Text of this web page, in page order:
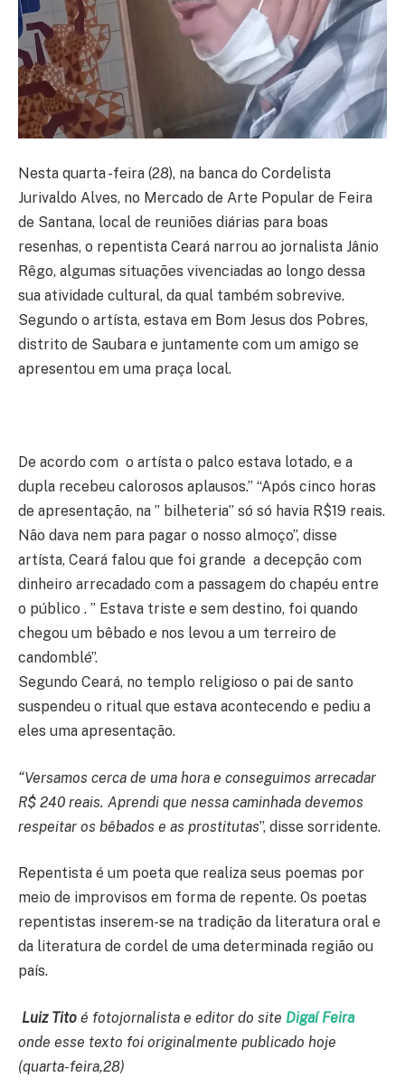
Nesta quarta -feira (28), na banca do Cordelista
Jurivaldo Alves, no Mercado de Arte Popular de Feira
de Santana, local de reuniões diárias para boas
resenhas, o repentista Ceará narrou ao jornalista Jânio
Rêgo, algumas situações vivenciadas ao longo dessa
sua atividade cultural, da qual também sobrevive.
Segundo o artísta, estava em Bom Jesus dos Pobres,
distrito de Saubara e juntamente com um amigo se
apresentou em uma praça local.
De acordo com o artísta o palco estava lotado, e a
dupla recebeu calorosos aplausos.” “Após cinco horas
de apresentação, na ” bilheteria” só só havia R$19 reais.
Não dava nem para pagar o nosso almoço”, disse
artísta, Ceará falou que foi grande a decepção com
dinheiro arrecadado com a passagem do chapéu entre
o público . ” Estava triste e sem destino, foi quando
chegou um bêbado e nos levou a um terreiro de
candomblé”.
Segundo Ceará, no templo religioso o pai de santo
suspendeu o ritual que estava acontecendo e pediu a
eles uma apresentação.
“Versamos cerca de uma hora e conseguimos arrecadar
R$ 240 reais. Aprendi que nessa caminhada devemos
respeitar os bêbados e as prostitutas”, disse sorridente.
Repentista é um poeta que realiza seus poemas por
meio de improvisos em forma de repente. Os poetas
repentistas inserem-se na tradição da literatura oral e
da literatura de cordel de uma determinada região ou
país.
Luiz Tito é fotojornalista e editor do site Digaí Feira
onde esse texto foi originalmente publicado hoje
(quarta-feira,28)